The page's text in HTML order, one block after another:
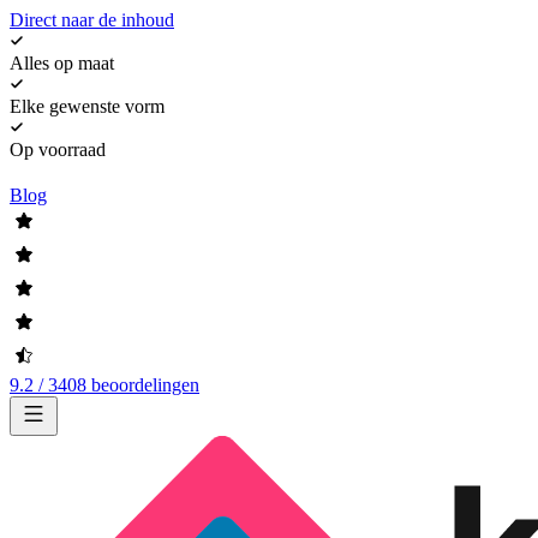
Direct naar de inhoud
Alles op maat
Elke gewenste vorm
Op voorraad
Blog
9.2 / 3408 beoordelingen